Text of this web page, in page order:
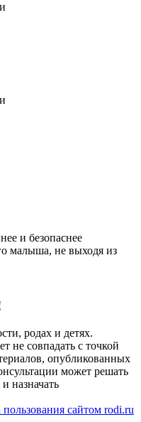
и безопаснее
малыша, не выходя из
родах и детях.
не совпадать с точкой
опубликованных
может решать
назначать
сайтом rodi.ru